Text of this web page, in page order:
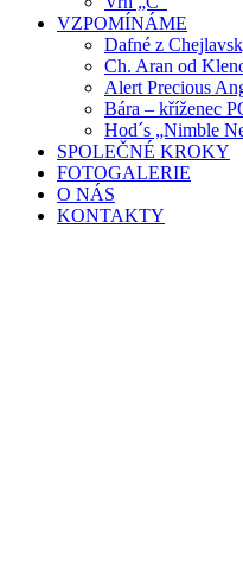
VZPOMÍNÁME
Dafné z
Ch. Aran od
Alert Precious
Bára – kříženec
Hod´s „Nimble
SPOLEČNÉ KROKY
FOTOGALERIE
O NÁS
KONTAKTY